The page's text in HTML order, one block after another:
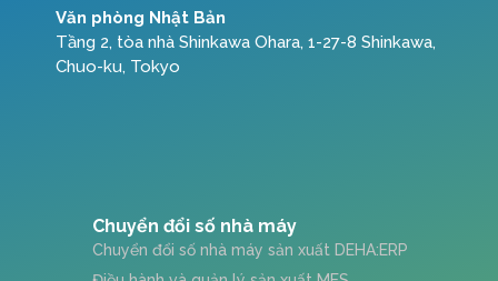
Văn phòng Nhật Bản
Tầng 2, tòa nhà Shinkawa Ohara, 1-27-8 Shinkawa,
Chuo-ku, Tokyo
Chuyển đổi số nhà máy
Chuyển đổi số nhà máy sản xuất DEHA:ERP